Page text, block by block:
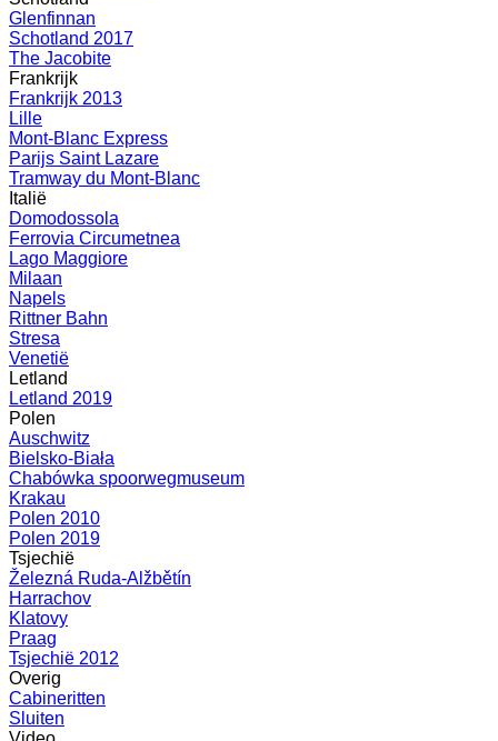
Glenfinnan
Schotland 2017
The Jacobite
Frankrijk
Frankrijk 2013
Lille
Mont-Blanc Express
Parijs Saint Lazare
Tramway du Mont-Blanc
Italië
Domodossola
Ferrovia Circumetnea
Lago Maggiore
Milaan
Napels
Rittner Bahn
Stresa
Venetië
Letland
Letland 2019
Polen
Auschwitz
Bielsko-Biała
Chabówka spoorwegmuseum
Krakau
Polen 2010
Polen 2019
Tsjechië
Železná Ruda-Alžbětín
Harrachov
Klatovy
Praag
Tsjechië 2012
Overig
Cabineritten
Sluiten